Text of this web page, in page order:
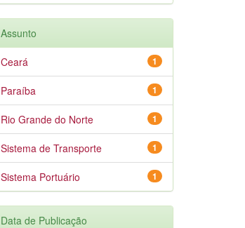
Assunto
1
Ceará
1
Paraíba
1
Rio Grande do Norte
1
Sistema de Transporte
1
Sistema Portuário
Data de Publicação